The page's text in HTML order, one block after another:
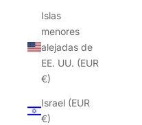
Islas
menores
alejadas de
EE. UU. (EUR
€)
Israel (EUR
€)